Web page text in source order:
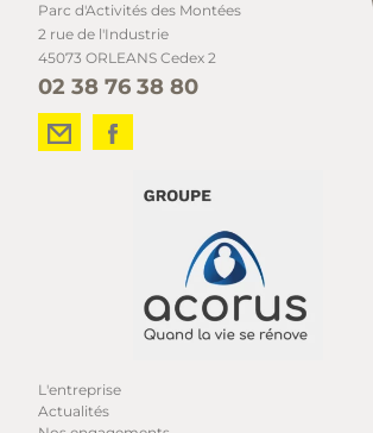
Parc d'Activités des Montées
2 rue de l'Industrie
45073 ORLEANS Cedex 2
02 38 76 38 80
L'entreprise
Actualités